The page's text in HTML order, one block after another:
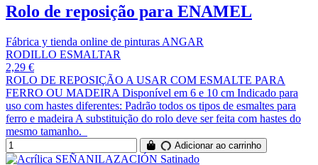
Rolo de reposição para ENAMEL
Fábrica y tienda online de pinturas ANGAR
RODILLO ESMALTAR
2,29 €
ROLO DE REPOSIÇÃO A USAR COM ESMALTE PARA
FERRO OU MADEIRA Disponível em 6 e 10 cm Indicado para
uso com hastes diferentes: Padrão todos os tipos de esmaltes para
ferro e madeira A substituição do rolo deve ser feita com hastes do
mesmo tamanho.
Adicionar ao carrinho